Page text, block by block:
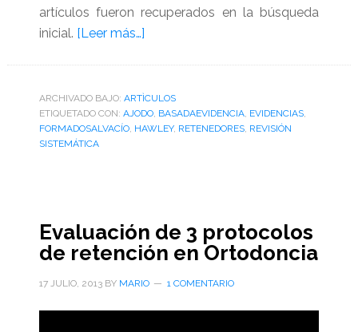
artículos fueron recuperados en la búsqueda
inicial. [Leer más…]acerca
sistemática
encuentra
pruebas
los
retenedores
Hawley
ARCHIVADO BAJO: ARTÌCULOS
ETIQUETADO CON: AJODO, BASADAEVIDENCIA, EVIDENCIAS,
FORMADOSALVACÍO, HAWLEY, RETENEDORES, REVISIÓN
SISTEMÁTICA
Evaluación de 3 protocolos
de retención en Ortodoncia
17 JULIO, 2013BY MARIO 1 COMENTARIO